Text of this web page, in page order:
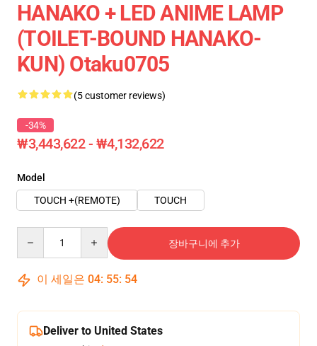
HANAKO + LED ANIME LAMP
(TOILET-BOUND HANAKO-
KUN) Otaku0705
(5 customer reviews)
-34%
₩3,443,622 - ₩4,132,622
Model
TOUCH +(REMOTE)
TOUCH
장바구니에 추가
이 세일은 04: 55: 54
Deliver to United States